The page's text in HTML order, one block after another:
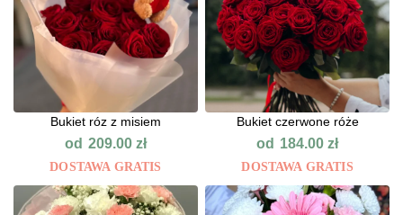
Bukiet róz z misiem
od 209.00 zł
DOSTAWA GRATIS
Bukiet czerwone róże
od 184.00zł
DOSTAWA GRATIS